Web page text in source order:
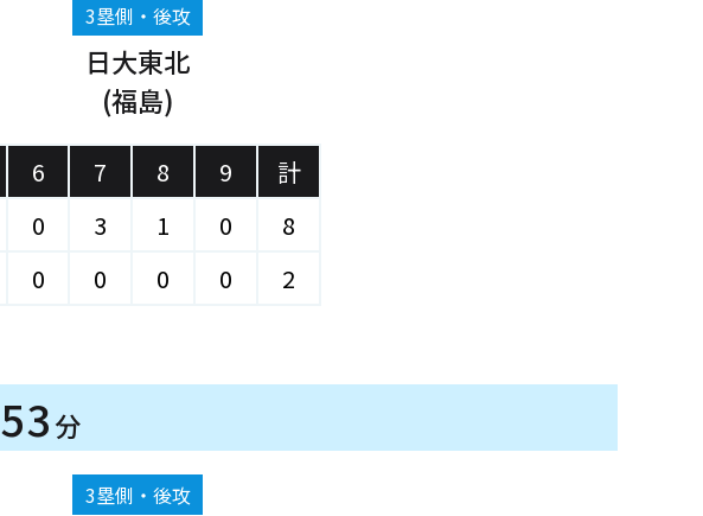
3塁側・後攻
日大東北
(福島)
6 7 8 9
計
0 3 1 0
8
0 0 0 0 2
53分
3塁側・後攻